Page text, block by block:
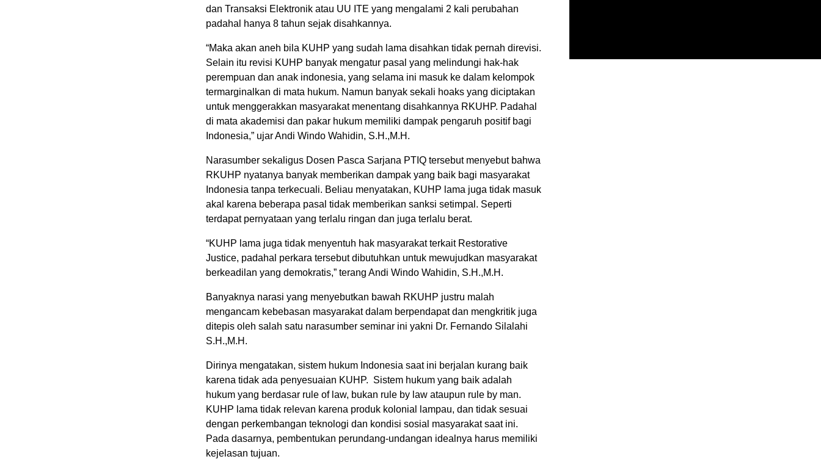
dan Transaksi Elektronik atau UU ITE yang mengalami 2 kali perubahan
padahal hanya 8 tahun sejak disahkannya.
“Maka akan aneh bila KUHP yang sudah lama disahkan tidak pernah direvisi.
Selain itu revisi KUHP banyak mengatur pasal yang melindungi hak-hak
perempuan dan anak indonesia, yang selama ini masuk ke dalam kelompok
termarginalkan di mata hukum. Namun banyak sekali hoaks yang diciptakan
untuk menggerakkan masyarakat menentang disahkannya RKUHP. Padahal
di mata akademisi dan pakar hukum memiliki dampak pengaruh positif bagi
Indonesia,” ujar Andi Windo Wahidin, S.H.,M.H.
Narasumber sekaligus Dosen Pasca Sarjana PTIQ tersebut menyebut bahwa
RKUHP nyatanya banyak memberikan dampak yang baik bagi masyarakat
Indonesia tanpa terkecuali. Beliau menyatakan, KUHP lama juga tidak masuk
akal karena beberapa pasal tidak memberikan sanksi setimpal. Seperti
terdapat pernyataan yang terlalu ringan dan juga terlalu berat.
“KUHP lama juga tidak menyentuh hak masyarakat terkait Restorative
Justice, padahal perkara tersebut dibutuhkan untuk mewujudkan masyarakat
berkeadilan yang demokratis,” terang Andi Windo Wahidin, S.H.,M.H.
Banyaknya narasi yang menyebutkan bawah RKUHP justru malah
mengancam kebebasan masyarakat dalam berpendapat dan mengkritik juga
ditepis oleh salah satu narasumber seminar ini yakni Dr. Fernando Silalahi
S.H.,M.H.
Dirinya mengatakan, sistem hukum Indonesia saat ini berjalan kurang baik
karena tidak ada penyesuaian KUHP. Sistem hukum yang baik adalah
hukum yang berdasar rule of law, bukan rule by law ataupun rule by man.
KUHP lama tidak relevan karena produk kolonial lampau, dan tidak sesuai
dengan perkembangan teknologi dan kondisi sosial masyarakat saat ini.
Pada dasarnya, pembentukan perundang-undangan idealnya harus memiliki
kejelasan tujuan.